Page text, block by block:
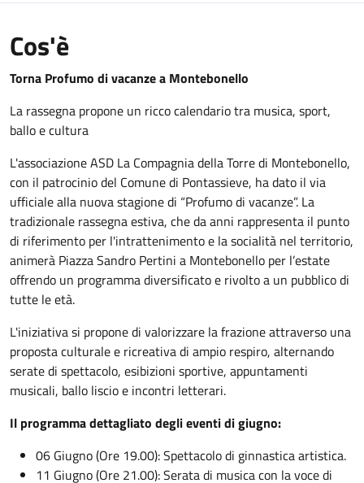
Cos'è
Torna Profumo di vacanze a Montebonello
La rassegna propone un ricco calendario tra musica, sport,
ballo e cultura
L'associazione ASD La Compagnia della Torre di Montebonello,
con il patrocinio del Comune di Pontassieve, ha dato il via
ufficiale alla nuova stagione di “Profumo di vacanze”. La
tradizionale rassegna estiva, che da anni rappresenta il punto
di riferimento per l'intrattenimento e la socialità nel territorio,
animerà Piazza Sandro Pertini a Montebonello per l’estate
offrendo un programma diversificato e rivolto a un pubblico di
tutte le età.
L'iniziativa si propone di valorizzare la frazione attraverso una
proposta culturale e ricreativa di ampio respiro, alternando
serate di spettacolo, esibizioni sportive, appuntamenti
musicali, ballo liscio e incontri letterari.
Il programma dettagliato degli eventi di giugno:
06 Giugno (Ore 19.00): Spettacolo di ginnastica artistica.
11 Giugno (Ore 21.00): Serata di musica con la voce di